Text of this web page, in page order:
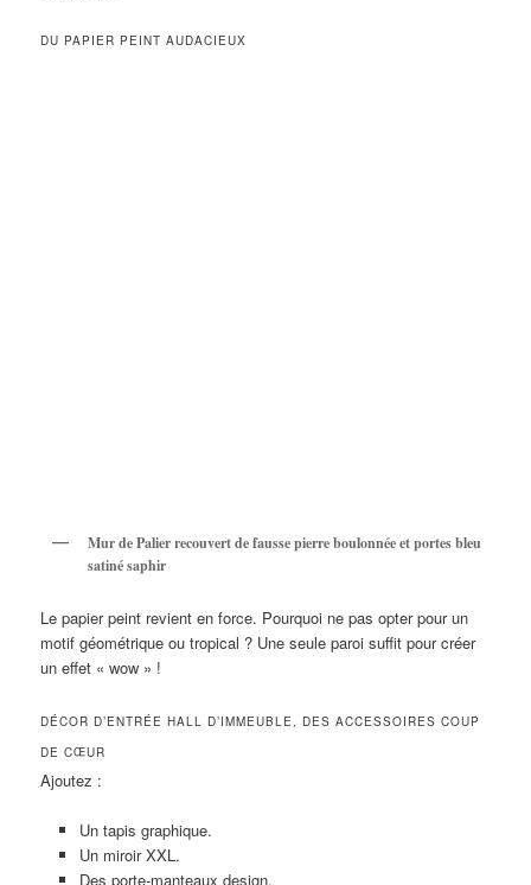
DU PAPIER PEINT AUDACIEUX
Mur de Palier recouvert de fausse pierre boulonnée et portes bleu
satiné saphir
Le papier peint revient en force. Pourquoi ne pas opter pour un
motif géométrique ou tropical ? Une seule paroi suffit pour créer
un effet « wow » !
DÉCOR D’ENTRÉE HALL D’IMMEUBLE, DES ACCESSOIRES COUP
DE CŒUR
Ajoutez :
Un tapis graphique.
Un miroir XXL.
Des porte-manteaux design.